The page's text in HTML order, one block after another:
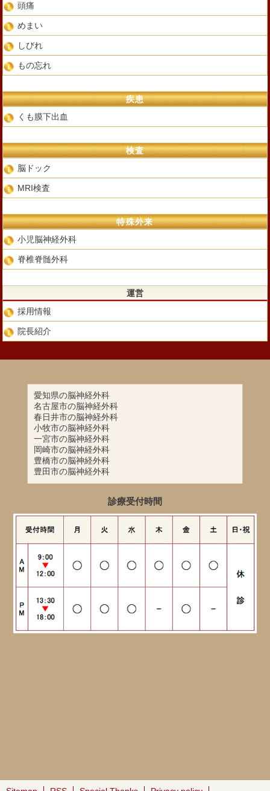
頭痛
めまい
しびれ
もの忘れ
疾患
くも膜下出血
検査
脳ドック
MRI検査
特殊外来
小児脳神経外科
脊椎脊髄外科
運営
採用情報
院長紹介
愛知県の脳神経外科
名古屋市の脳神経外科
春日井市の脳神経外科
小牧市の脳神経外科
一宮市の脳神経外科
岡崎市の脳神経外科
豊橋市の脳神経外科
豊田市の脳神経外科
診療受付時間